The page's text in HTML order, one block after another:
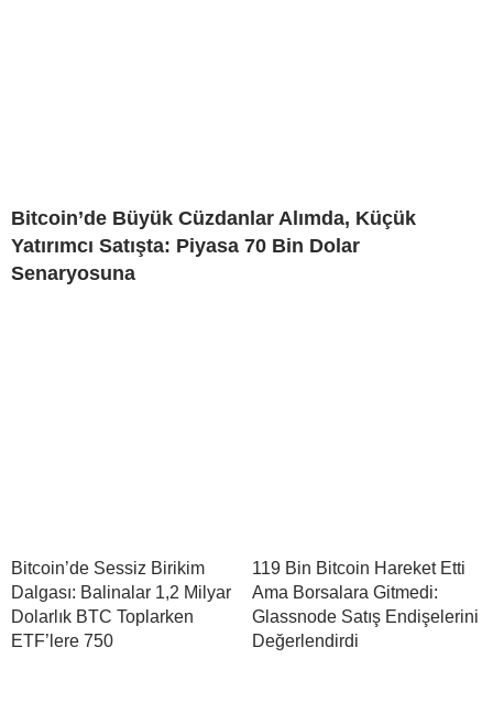
Bitcoin’de Büyük Cüzdanlar Alımda, Küçük
Yatırımcı Satışta: Piyasa 70 Bin Dolar
Senaryosuna
Bitcoin’de Sessiz Birikim
Dalgası: Balinalar 1,2 Milyar
Dolarlık BTC Toplarken
ETF’lere 750
119 Bin Bitcoin Hareket Etti
Ama Borsalara Gitmedi:
Glassnode Satış Endişelerini
Değerlendirdi